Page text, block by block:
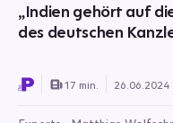
„Indien gehört auf
des deutschen
17 min. 26.06.2024